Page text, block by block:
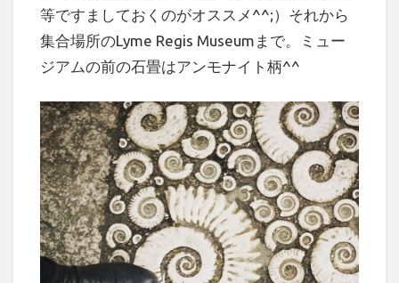
等ですましておくのがオススメ^^;）それから
集合場所のLyme Regis Museumまで。ミュー
ジアムの前の石畳はアンモナイト柄^^